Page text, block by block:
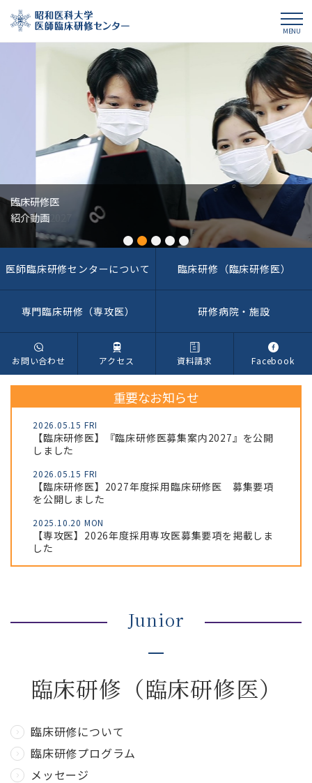
MENU
臨床研修医
紹介動画
医師臨床研修センターについて 臨床研修（臨床研修医）
専門臨床研修（専攻医） 研修病院・施設
お問い合わせ アクセス 資料請求 Facebook
重要なお知らせ
2026.05.15 FRI
【臨床研修医】『臨床研修医募集案内2027』を公開
しました
2026.05.15 FRI
【臨床研修医】2027年度採用臨床研修医 募集要項
を公開しました
2025.10.20 MON
【専攻医】2026年度採用専攻医募集要項を掲載しま
した
Junior
臨床研修 （臨床研修医）
臨床研修について
臨床研修プログラム
メッセージ